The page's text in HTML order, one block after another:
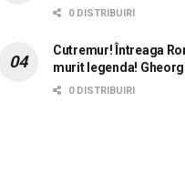
0 DISTRIBUIRI
Cutremur! Întreaga
murit legenda!
0 DISTRIBUIRI